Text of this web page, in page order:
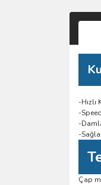
-Hızlı
-
-
-
Çap